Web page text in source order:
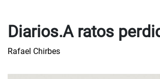
Diarios.A ratos
Rafael Chirbes